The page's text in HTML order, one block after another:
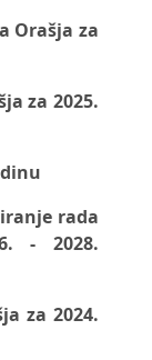
Orašja za
za 2025.
rada
- 2028.
za 2024.